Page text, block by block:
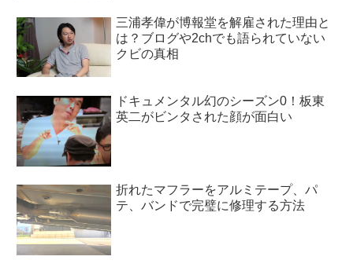
三浦孝偉が博報堂を解雇された理由と
は？ブログや2chでも語られていない
クビの真相
ドキュメンタル幻のシーズン0！板東
英二がビンタされた顔が面白い
折れたマフラーをアルミテープ、パ
テ、バンドで完璧に修理する方法